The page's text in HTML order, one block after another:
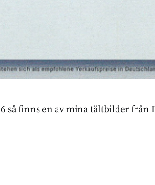
så finns en av mina tältbilder från